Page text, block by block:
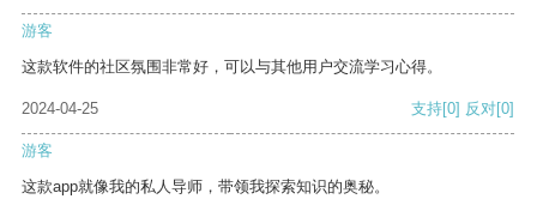
游客
这款软件的社区氛围非常好，可以与其他用户交流学习心得。
2024-04-25 支持[0] 反对[0]
游客
这款app就像我的私人导师，带领我探索知识的奥秘。